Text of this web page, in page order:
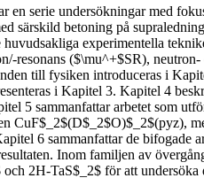
en serie undersökningar med
särskild betoning på
experimentella
resonans ($\mu^+$SR),
till fysiken introduceras i
i Kapitel 3. Kapitel 4
5 sammanfattar arbetet som
CuF$_2$(D$_2$O)$_2$(pyz),
6 sammanfattar de bifogade
Inom familjen av
2H-TaS$_2$ för att undersöka